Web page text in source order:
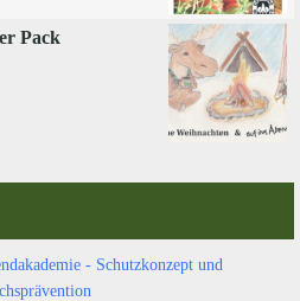
Pack
- Schutzkonzept und